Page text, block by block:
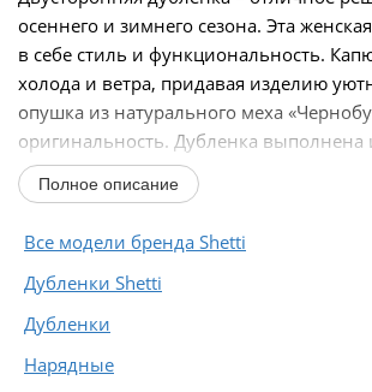
осеннего и зимнего сезона. Эта
в себе стиль и функциональность.
холода и ветра, придавая изделию
опушка из натурального меха
оригинальность. Дубленка выполнена
искусственной...
Полное описание
Все модели бренда Shetti
Дубленки Shetti
Дубленки
Нарядные